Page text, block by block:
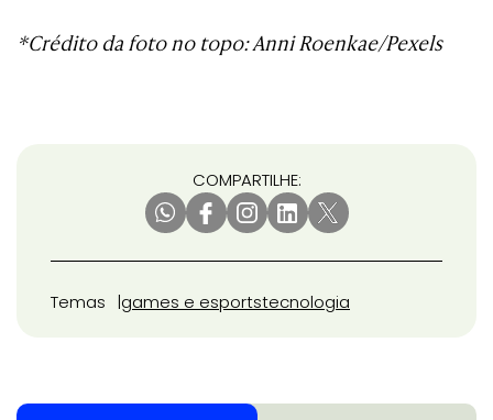
*Crédito da foto no topo: Anni Roenkae/Pexels
COMPARTILHE:
Temas games e esportstecnologia